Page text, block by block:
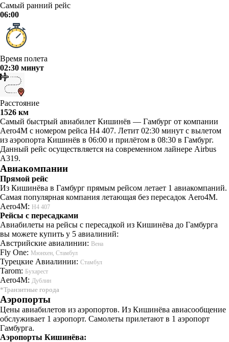
Самый ранний рейс
06:00
Время полета
02:30 минут
Расстояние
1526 км
Самый быстрый авиабилет Кишинёв — Гамбург от компании
Aero4M с номером рейса H4 407. Летит 02:30 минут с вылетом
из аэропорта Кишинёв в 06:00 и прилётом в 08:30 в Гамбург.
Данный рейс осуществляется на современном лайнере Airbus
A319.
Авиакомпании
Прямой рейс
Из Кишинёва в Гамбург прямым рейсом летает 1 авиакомпаний.
Самая популярная компания летающая без пересадок Aero4M.
Aero4M: H4 407
Рейсы с пересадками
Авиабилеты на рейсы с пересадкой из Кишинёва до Гамбурга
вы можете купить у 5 авиалиний:
Австрийские авиалинии: Вена
Fly One: Мюнхен, Стамбул
Турецкие Авиалинии: Стамбул
Tarom: Бухарест
Aero4M: Дублин
*Транзитные города
Аэропорты
Цены авиабилетов из аэропортов. Из Кишинёва авиасообщение
обслуживает 1 аэропорт. Самолеты прилетают в 1 аэропорт
Гамбурга.
Аэропорты Кишинёва: